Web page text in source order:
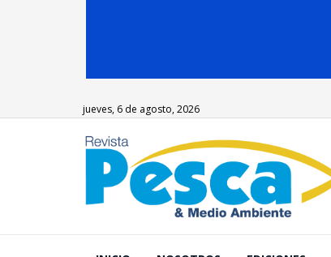
jueves, 6 de agosto, 2026